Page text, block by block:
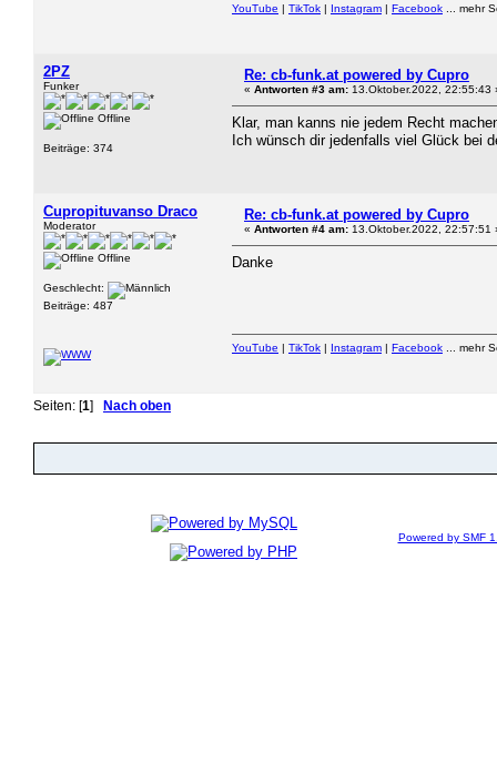
YouTube | TikTok | Instagram | Facebook ... mehr
2PZ
Funker
Offline
Beiträge: 374
Re: cb-funk.at powered by Cupro
« Antworten #3 am: 13.Oktober.2022, 22:55:43
Klar, man kanns nie jedem Recht
Ich wünsch dir jedenfalls viel Glück bei
Cupropituvanso Draco
Moderator
Offline
Geschlecht:
Beiträge: 487
Re: cb-funk.at powered by Cupro
« Antworten #4 am: 13.Oktober.2022, 22:57:51
Danke
YouTube | TikTok | Instagram | Facebook ... mehr
Seiten: [1] Nach oben
Powered by SMF